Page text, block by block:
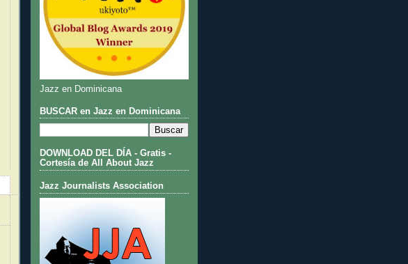
Jazz en Dominicana
BUSCAR en Jazz en Dominicana
DOWNLOAD DEL DÍA - Gratis -
Cortesía de All About Jazz
Jazz Journalists Association